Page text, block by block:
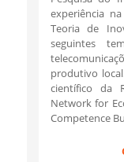
experiência
Teoria de
seguintes
produtivo
científico da
Network for
Competence